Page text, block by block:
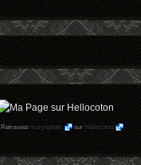
Retrouvezmaryophoto surHellocoton